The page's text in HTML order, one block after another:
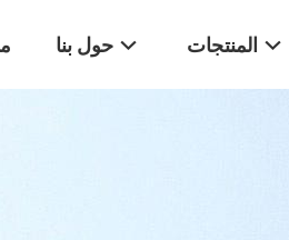
حول بنا المنتجات